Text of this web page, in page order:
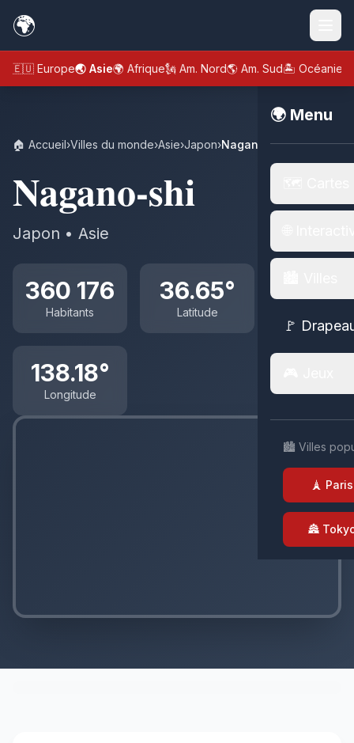
🌍
🇪🇺 Europe🌏 Asie🌍 Afrique🗽 Am. Nord🌎 Am. Sud🏝️ Océanie
🌍 Menu
🚩
🏙️ Villes
🗼 Paris
🏯
🏠 Accueil›Villes du monde›Asie›Japon›Nagano-shi
Nagano-shi
Japon • Asie
360 176
Habitants
36.65°
Latitude
138.18°
Longitude